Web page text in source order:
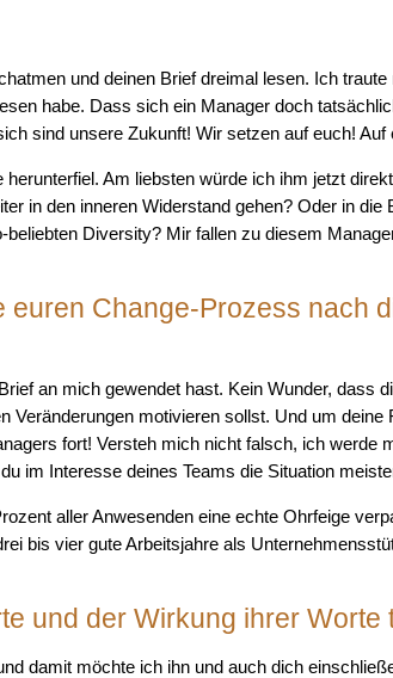
und deinen Brief dreimal lesen. Ich
habe. Dass sich ein Manager doch
sind unsere Zukunft! Wir setzen auf euch!
Am liebsten würde ich ihm jetzt
in den inneren Widerstand gehen? Oder in
Diversity? Mir fallen zu diesem
euren Change-Prozess nach
an mich gewendet hast. Kein Wunder, dass
Veränderungen motivieren sollst. Und um
fort! Versteh mich nicht falsch, ich werde
im Interesse deines Teams die Situation
aller Anwesenden eine echte Ohrfeige
bis vier gute Arbeitsjahre als
und der Wirkung ihrer Worte
damit möchte ich ihn und auch dich